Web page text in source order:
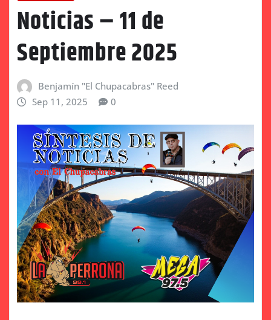
Noticias – 11 de
Septiembre 2025
Benjamín "El Chupacabras" Reed
Sep 11, 2025
0